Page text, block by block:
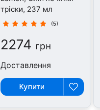
тріски, 237 мл
(5)
2274 грн
Доставлення
Купити